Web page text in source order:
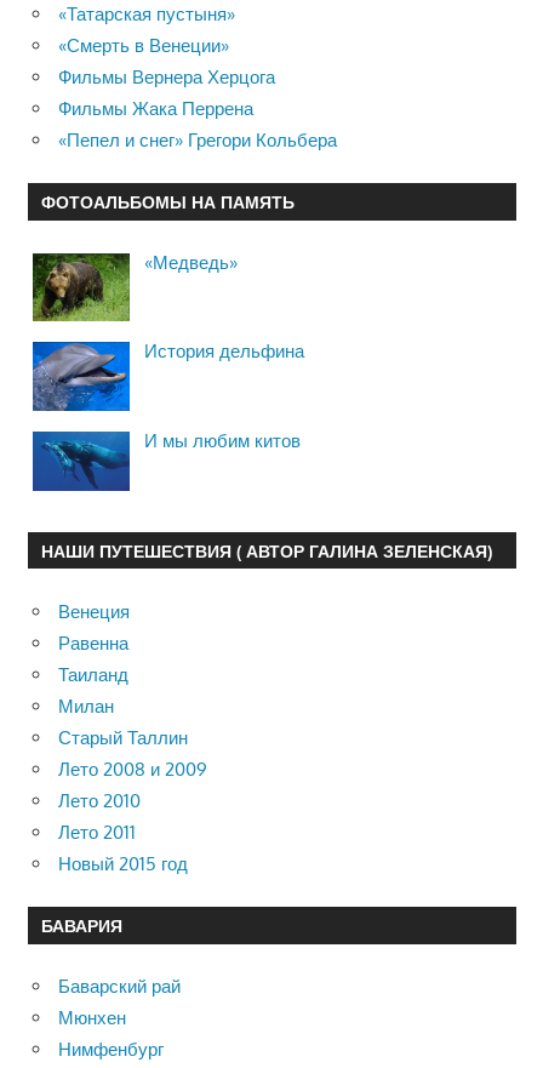
«Татарская пустыня»
«Смерть в Венеции»
Фильмы Вернера Херцога
Фильмы Жака Перрена
«Пепел и снег» Грегори Кольбера
ФОТОАЛЬБОМЫ НА ПАМЯТЬ
«Медведь»
История дельфина
И мы любим китов
НАШИ ПУТЕШЕСТВИЯ ( АВТОР ГАЛИНА ЗЕЛЕНСКАЯ)
Венеция
Равенна
Таиланд
Милан
Старый Таллин
Лето 2008 и 2009
Лето 2010
Лето 2011
Новый 2015 год
БАВАРИЯ
Баварский рай
Мюнхен
Нимфенбург